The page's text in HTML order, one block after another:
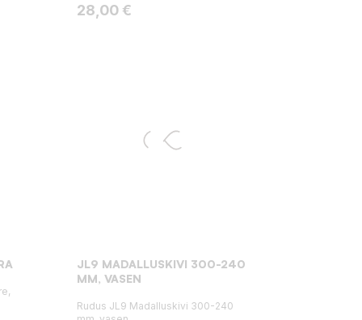
Hinta
28,00 €
JL9 MADALLUSKIVI 300-240
MM, VASEN
Rudus JL9 Madalluskivi 300-240